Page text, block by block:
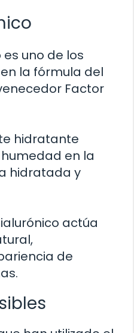
uno de los
la fórmula del
Factor
hidratante
en la
hidratada y
actúa
de